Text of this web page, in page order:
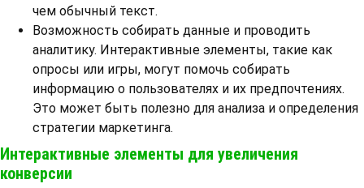
чем обычный текст.
Возможность собирать данные и проводить
аналитику. Интерактивные элементы, такие как
опросы или игры, могут помочь собирать
информацию о пользователях и их предпочтениях.
Это может быть полезно для анализа и определения
стратегии маркетинга.
Интерактивные элементы для увеличения
конверсии